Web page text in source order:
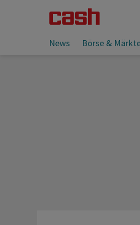
News Börse &